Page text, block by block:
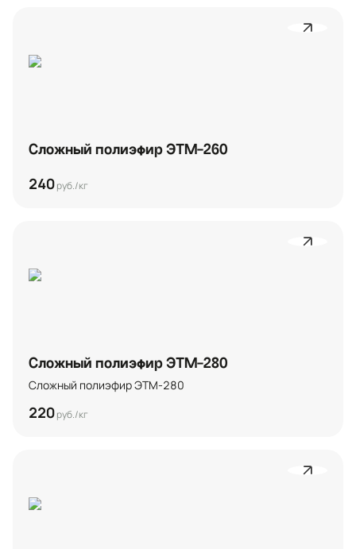
Сложный полиэфир ЭТМ-260
240руб./кг
Сложный полиэфир ЭТМ-280
Сложный полиэфир ЭТМ-280
220руб./кг